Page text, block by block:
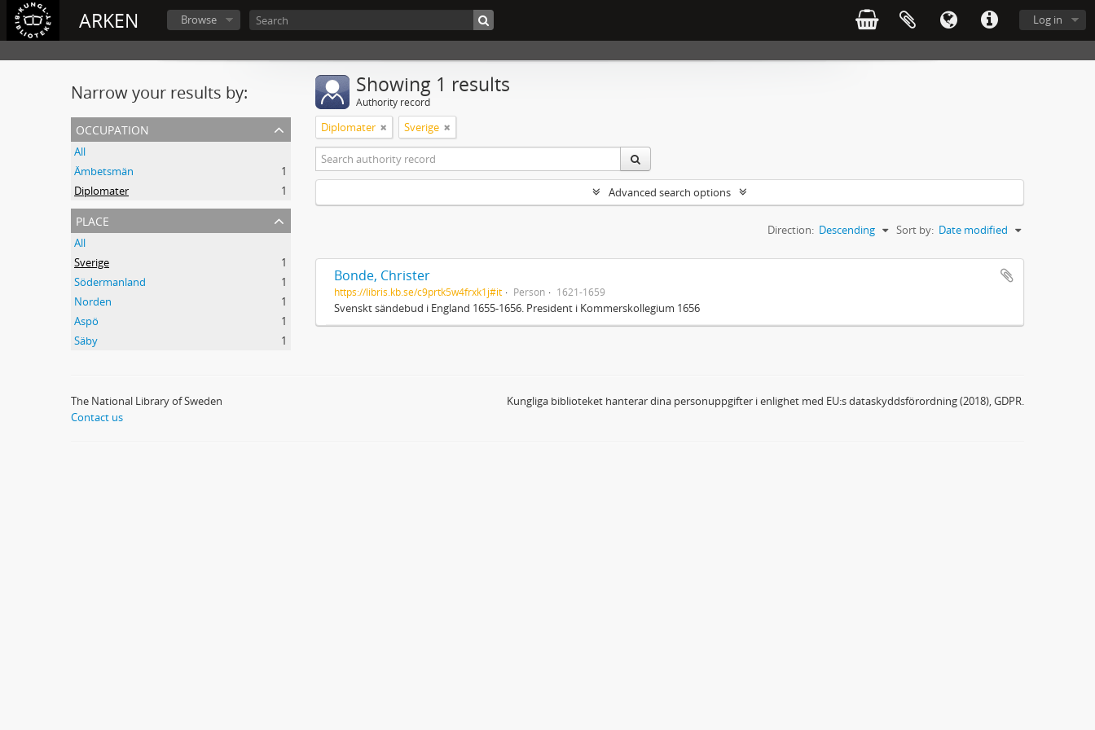
ARKEN Log in
Browse
Narrow your results by:
occupation
All
Ämbetsmän
1
Diplomater
1
place
All
Sverige
1
Södermanland
1
Norden
1
Aspö
1
Säby
1
Showing 1 results
Authority record
Diplomater Sverige
Advanced search options
Sort by: Date modified
Direction: Descending
Bonde, Christer
https://libris.kb.se/c9prtk5w4frxk1j#it Person 1621-1659
Svenskt sändebud i England 1655-1656. President i Kommerskollegium 1656
The National Library of Sweden
Contact us
Kungliga biblioteket hanterar dina personuppgifter i enlighet med EU:s dataskyddsförordning (2018), GDPR.